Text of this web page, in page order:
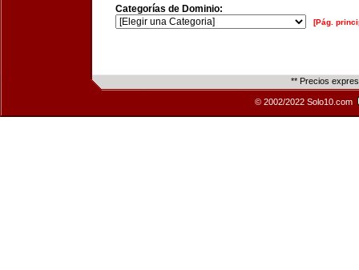
Categorías de Dominio:
[Pág.
** Precios
© 2002/2022 Solo10.com